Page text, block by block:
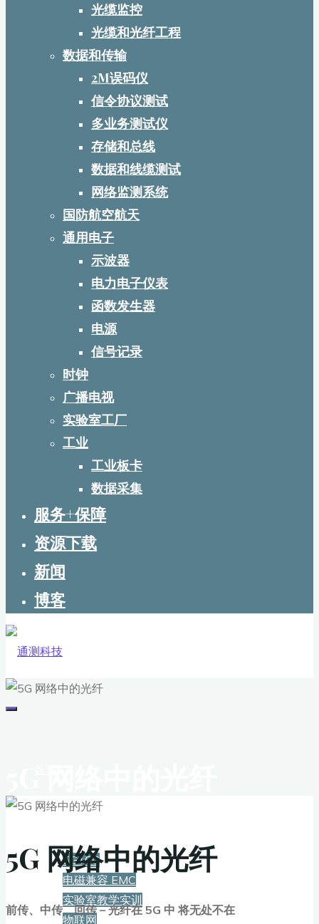
光缆监控
光缆和光纤工程
数据和传输
2M误码仪
信令协议测试
多业务测试仪
存储和总线
数据和线缆测试
网络监测系统
国防航空航天
通用电子
示波器
电力电子仪表
函数发生器
电源
信号记录
时钟
广播电视
实验室工厂
工业
工业板卡
数据采集
服务+保障
资源下载
新闻
博客
5G+6G
电磁兼容 EMC
实验室教学实训
物联网
5G 网络中的光纤
前传、中传、回传 – 光纤在 5G 中 将无处不在